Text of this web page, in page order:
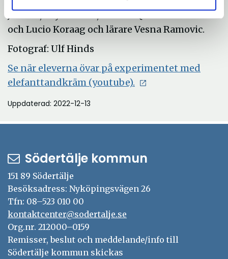
och Lucio Koraag och lärare Vesna Ramovic.
Fotograf: Ulf Hinds
Se när eleverna övar på experimentet med
elefanttandkräm (youtube). Öppna
fönster
Uppdaterad: 2022-12-13
Södertälje kommun
151 89 Södertälje
Besöksadress: Nyköpingsvägen 26
Tfn: 08–523 010 00
kontaktcenter@sodertalje.se
Org.nr. 212000–0159
Remisser, beslut och meddelande/info till
Södertälje kommun skickas